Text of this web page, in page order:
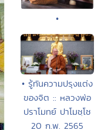
•
• รู้ทันความปรุงแต่ง
ของจิต :: หลวงพ่อ
ปราโมทย์ ปาโมชฺโช
20 ก.พ. 2565